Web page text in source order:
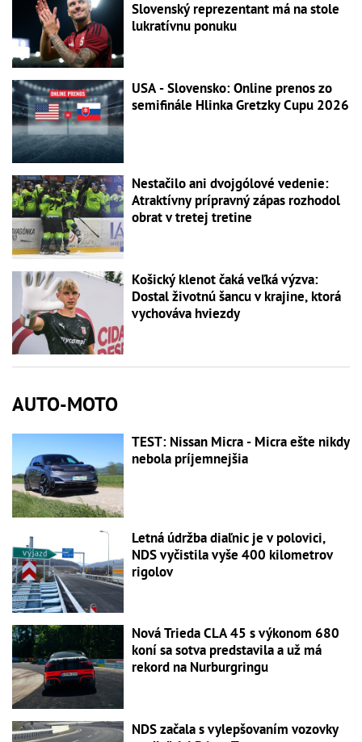
Slovenský reprezentant má na stole
lukratívnu ponuku
USA - Slovensko: Online prenos zo
semifinále Hlinka Gretzky Cupu 2026
Nestačilo ani dvojgólové vedenie:
Atraktívny prípravný zápas rozhodol
obrat v tretej tretine
Košický klenot čaká veľká výzva:
Dostal životnú šancu v krajine, ktorá
vychováva hviezdy
AUTO-MOTO
TEST: Nissan Micra - Micra ešte nikdy
nebola príjemnejšia
Letná údržba diaľnic je v polovici,
NDS vyčistila vyše 400 kilometrov
rigolov
Nová Trieda CLA 45 s výkonom 680
koní sa sotva predstavila a už má
rekord na Nurburgringu
NDS začala s vylepšovaním vozovky